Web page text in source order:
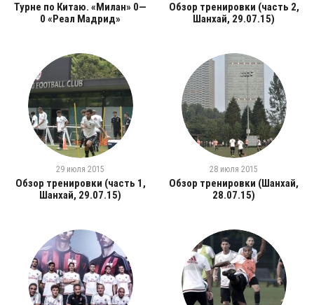
Турне по Китаю. «Милан» 0—
0 «Реал Мадрид»
Обзор тренировки (часть 2,
Шанхай, 29.07.15)
29 июля 2015
Обзор тренировки (часть 1,
Шанхай, 29.07.15)
28 июля 2015
Обзор тренировки (Шанхай,
28.07.15)